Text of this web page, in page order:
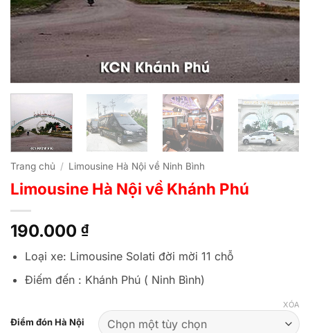
Trang chủ / Limousine Hà Nội về Ninh Bình
Limousine Hà Nội về Khánh Phú
190.000 ₫
Loại xe: Limousine Solati đời mời 11 chỗ
Điếm đến : Khánh Phú ( Ninh Bình)
Điểm đón Hà Nội
XÓA